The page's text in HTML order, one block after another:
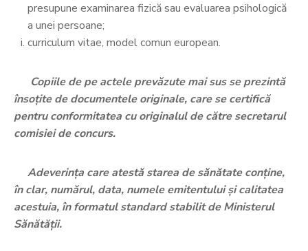
presupune examinarea fizică sau evaluarea psihologică
a unei persoane;
curriculum vitae, model comun european.
Copiile de pe actele prevăzute mai sus se prezintă
însoțite de documentele originale, care se certifică
pentru conformitatea cu originalul de către secretarul
comisiei de concurs.
Adeverința care atestă starea de sănătate conține,
în clar, numărul, data, numele emitentului și calitatea
acestuia, în formatul standard stabilit de Ministerul
Sănătății.